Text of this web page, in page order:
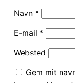
Navn *
E-mail *
Websted
Gem mit